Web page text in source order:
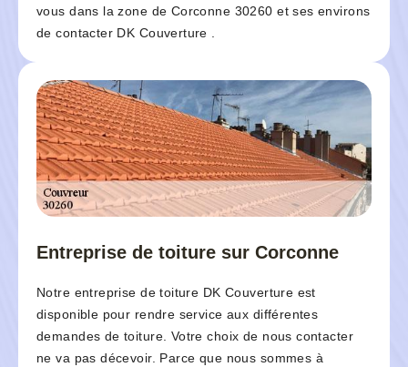
vous dans la zone de Corconne 30260 et ses environs
de contacter DK Couverture .
Entreprise de toiture sur Corconne
Notre entreprise de toiture DK Couverture est
disponible pour rendre service aux différentes
demandes de toiture. Votre choix de nous contacter
ne va pas décevoir. Parce que nous sommes à